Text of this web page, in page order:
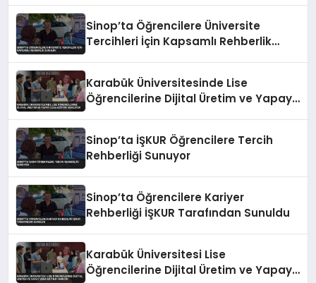
Sinop’ta Öğrencilere Üniversite
Tercihleri İçin Kapsamlı Rehberlik
Karabük Üniversitesinde Lise
Öğrencilerine Dijital Üretim ve Yapay
Sinop’ta İŞKUR Öğrencilere Tercih
Rehberliği Sunuyor
Sinop’ta Öğrencilere Kariyer
Rehberliği İŞKUR Tarafından Sunuldu
Karabük Üniversitesi Lise
Öğrencilerine Dijital Üretim ve Yapay